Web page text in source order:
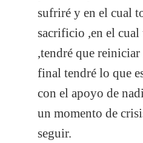
sufriré y en el cual
sacrificio ,en el cual
,tendré que
final tendré lo que
con el apoyo de
un momento de
seguir.